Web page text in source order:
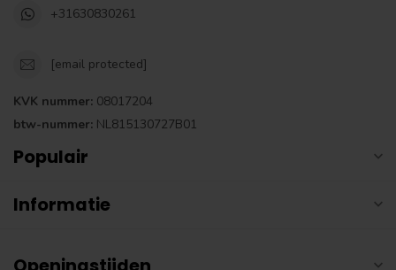
+31630830261
[email protected]
KVK nummer: 08017204
btw-nummer: NL815130727B01
Populair
Informatie